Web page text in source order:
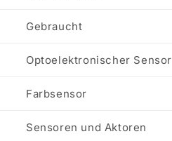
Gebraucht
Optoelektronischer Sensor
Farbsensor
Sensoren und Aktoren